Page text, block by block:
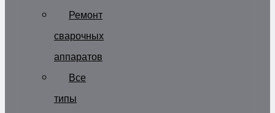
Ремонт
сварочных
аппаратов
Все
типы